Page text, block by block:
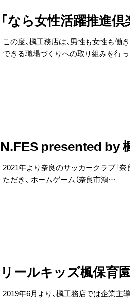
「なら女性活躍推進
この度、楓工務店は、男性も女性も働
できる職場づくりへの取り組みを行
N.FES presented by
2021年より奈良のサッカークラブ「
ただき、 ホームゲーム（奈良市鴻…
リールキッズ楓保育
2019年6月より、楓工務店では企業主